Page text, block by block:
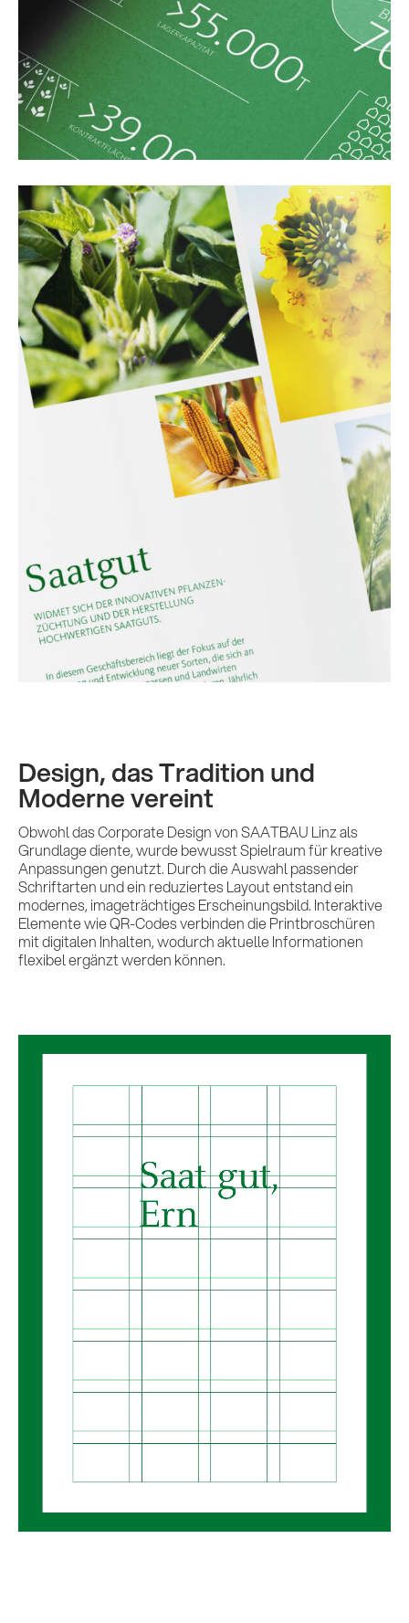
Impulse &
Insights
KI x B2B
Kontakt
Design, das Tradition und
Moderne vereint
Obwohl das Corporate Design von SAATBAU Linz als
Grundlage diente, wurde bewusst Spielraum für kreative
Anpassungen genutzt. Durch die Auswahl passender
Schriftarten und ein reduziertes Layout entstand ein
modernes, imageträchtiges Erscheinungsbild. Interaktive
Elemente wie QR-Codes verbinden die Printbroschüren
mit digitalen Inhalten, wodurch aktuelle Informationen
flexibel ergänzt werden können.